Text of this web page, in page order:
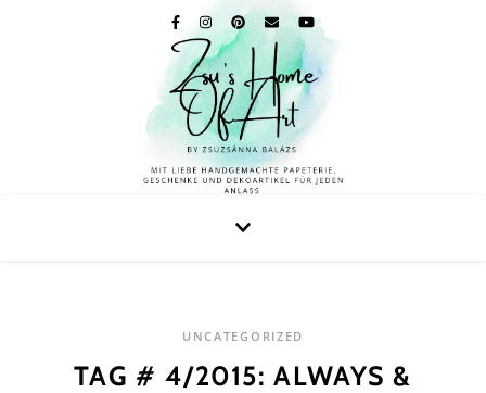
UNCATEGORIZED
TAG # 4/2015: ALWAYS &